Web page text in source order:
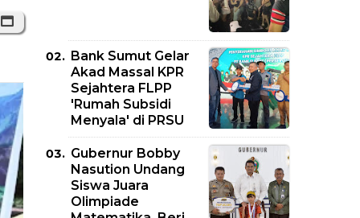
Bank Sumut Gelar
Akad Massal KPR
Sejahtera FLPP
'Rumah Subsidi
Menyala' di PRSU
Gubernur Bobby
Nasution Undang
Siswa Juara
Olimpiade